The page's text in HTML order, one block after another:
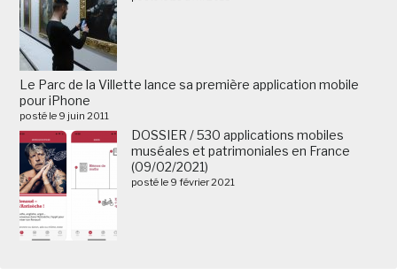
Le Parc de la Villette lance sa première application mobile
pour iPhone
posté le 9 juin 2011
DOSSIER / 530 applications mobiles
muséales et patrimoniales en France
(09/02/2021)
posté le 9 février 2021